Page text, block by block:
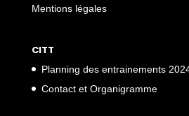
Mentions légales
CITT
Planning des entrainements
Contact et Organigramme